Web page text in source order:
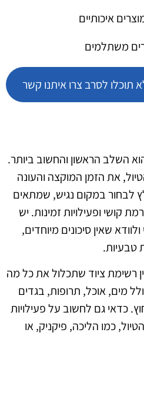
איכותיים
משתלמים
לסרב צרו איתנו קשר
השלב הראשון והחשוב ביותר.
את הזמן המוקצה והעונה
לבחור במקום נגיש, שמתאים
קושי ופעילויות זמינות. יש
שאין סיכונים מיוחדים,
טבעיות.
רשימת ציוד שתכלול את כל מה
מים, אוכל, תרופות, בגדים
כדאי גם לחשוב על פעילויות
כמו הליכה, פיקניק, או